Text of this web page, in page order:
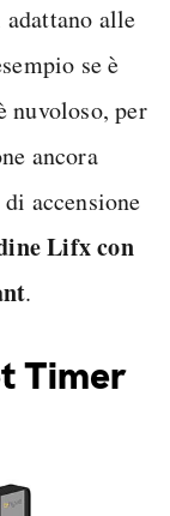
alle
se è
nuvoloso, per
ancora
accensione
Lifx con
.
Timer